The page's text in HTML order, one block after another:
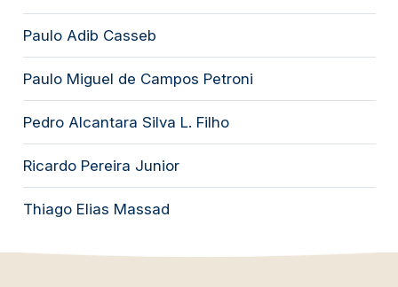
Paulo Adib Casseb
Paulo Miguel de Campos Petroni
Pedro Alcantara Silva L. Filho
Ricardo Pereira Junior
Thiago Elias Massad